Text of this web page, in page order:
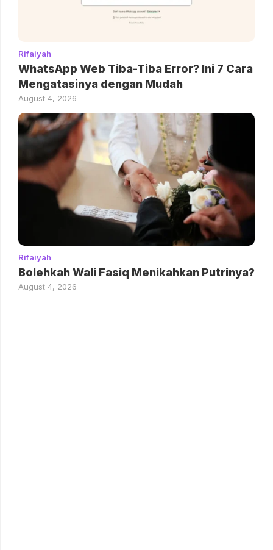
Rifaiyah
WhatsApp Web Tiba-Tiba Error? Ini 7 Cara
Mengatasinya dengan Mudah
August 4, 2026
Rifaiyah
Bolehkah Wali Fasiq Menikahkan Putrinya?
August 4, 2026